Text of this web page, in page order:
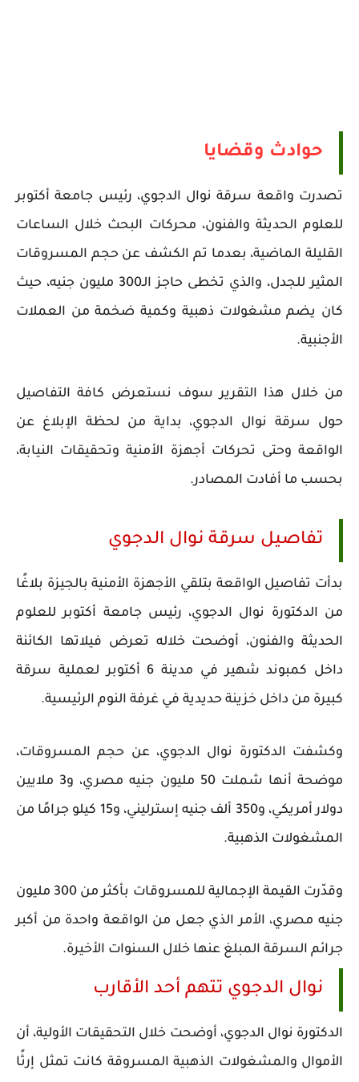
حوادث وقضايا
تصدرت واقعة سرقة نوال الدجوي، رئيس جامعة أكتوبر
للعلوم الحديثة والفنون، محركات البحث خلال الساعات
القليلة الماضية، بعدما تم الكشف عن حجم المسروقات
المثير للجدل، والذي تخطى حاجز الـ300 مليون جنيه، حيث
كان يضم مشغولات ذهبية وكمية ضخمة من العملات
الأجنبية.
من خلال هذا التقرير سوف نستعرض كافة التفاصيل
حول سرقة نوال الدجوي، بداية من لحظة الإبلاغ عن
الواقعة وحتى تحركات أجهزة الأمنية وتحقيقات النيابة،
بحسب ما أفادت المصادر.
تفاصيل سرقة نوال الدجوي
بدأت تفاصيل الواقعة بتلقي الأجهزة الأمنية بالجيزة بلاغًا
من الدكتورة نوال الدجوي، رئيس جامعة أكتوبر للعلوم
الحديثة والفنون، أوضحت خلاله تعرض فيلاتها الكائنة
داخل كمبوند شهير في مدينة 6 أكتوبر لعملية سرقة
كبيرة من داخل خزينة حديدية في غرفة النوم الرئيسية.
وكشفت الدكتورة نوال الدجوي، عن حجم المسروقات،
موضحة أنها شملت 50 مليون جنيه مصري، و3 ملايين
دولار أمريكي، و350 ألف جنيه إسترليني، و15 كيلو جرامًا من
المشغولات الذهبية.
وقدّرت القيمة الإجمالية للمسروقات بأكثر من 300 مليون
جنيه مصري، الأمر الذي جعل من الواقعة واحدة من أكبر
جرائم السرقة المبلغ عنها خلال السنوات الأخيرة.
نوال الدجوي تتهم أحد الأقارب
الدكتورة نوال الدجوي، أوضحت خلال التحقيقات الأولية، أن
الأموال والمشغولات الذهبية المسروقة كانت تمثل إرثًا